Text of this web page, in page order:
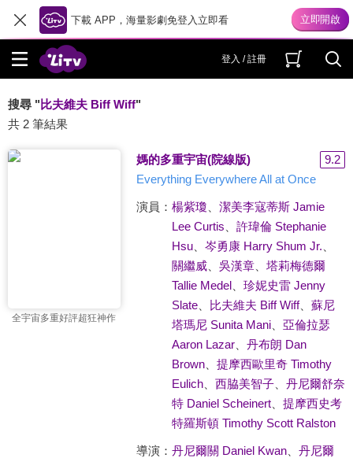
下載 APP，海量影劇免登入立即看
登入 / 註冊
搜尋 " 比夫維夫 Biff Wiff"
共 2 筆結果
全宇宙多重好評超狂神作
媽的多重宇宙(院線版)
9.2
Everything Everywhere All at Once
演員： 楊紫瓊
潔美李寇蒂斯 Jamie
Lee Curtis
許瑋倫 Stephanie
Hsu、 岑勇康 Harry Shum Jr.
關繼威、 吳漢章、 塔莉梅德爾
Tallie Medel、 珍妮史雷 Jenny
Slate、 比夫維夫 Biff Wiff、 蘇尼
塔瑪尼 Sunita Mani、 亞倫拉瑟
Aaron Lazar、 丹布朗 Dan
Brown、 提摩西歐里奇 Timothy
Eulich、 西脇美智子、 丹尼爾舒奈
特 Daniel Scheinert、 提摩西史考
特羅斯頓 Timothy Scott Ralston
導演： 丹尼爾關 Daniel Kwan、 丹尼爾